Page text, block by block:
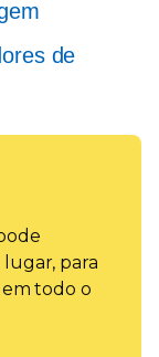
de
para
todo o